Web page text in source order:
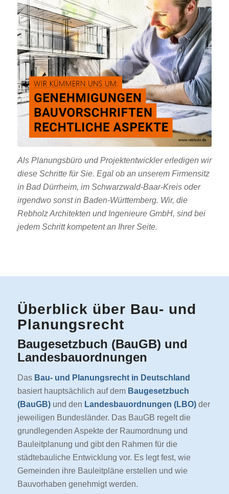
Als Planungsbüro und Projektentwickler erledigen wir
diese Schritte für Sie. Egal ob an unserem Firmensitz
in Bad Dürrheim, im Schwarzwald-Baar-Kreis oder
irgendwo sonst in Baden-Württemberg. Wir, die
Rebholz Architekten und Ingenieure GmbH, sind bei
jedem Schritt kompetent an Ihrer Seite.
Überblick über Bau- und
Planungsrecht
Baugesetzbuch (BauGB) und
Landesbauordnungen
Das Bau- und Planungsrecht in Deutschland
basiert hauptsächlich auf dem Baugesetzbuch
(BauGB)und den Landesbauordnungen (LBO)der
jeweiligen Bundesländer. Das BauGB regelt die
grundlegenden Aspekte der Raumordnung und
Bauleitplanung und gibt den Rahmen für die
städtebauliche Entwicklung vor. Es legt fest, wie
Gemeinden ihre Bauleitpläne erstellen und wie
Bauvorhaben genehmigt werden.